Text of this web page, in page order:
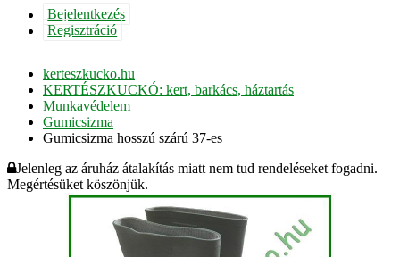
Bejelentkezés
Regisztráció
kerteszkucko.hu
KERTÉSZKUCKÓ: kert, barkács, háztartás
Munkavédelem
Gumicsizma
Gumicsizma hosszú szárú 37-es
Jelenleg az áruház átalakítás miatt nem tud rendeléseket fogadni.
Megértésüket köszönjük.